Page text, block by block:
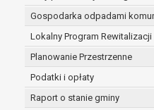
Gospodarka odpadami
Lokalny Program Rewitalizacji
Planowanie Przestrzenne
Podatki i opłaty
Raport o stanie gminy
w ramach
w pozostałych
wyłącznie na
zakresie i celu
W związku z
dane osobowe mogą